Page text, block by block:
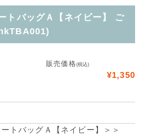
トバッグＡ【ネイビー】 ご
販売価格(税込)
¥1,350
トバッグＡ【ネイビー】＞＞